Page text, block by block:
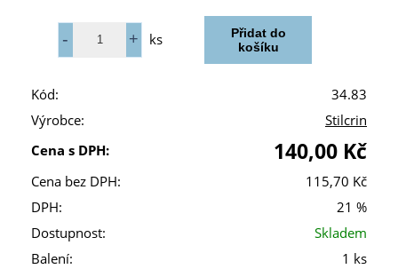
ks
Kód:
34.83
Výrobce:
Stilcrin
Cena s DPH:
140,00 Kč
Cena bez DPH:
115,70 Kč
DPH:
21 %
Dostupnost:
Skladem
Balení:
1 ks